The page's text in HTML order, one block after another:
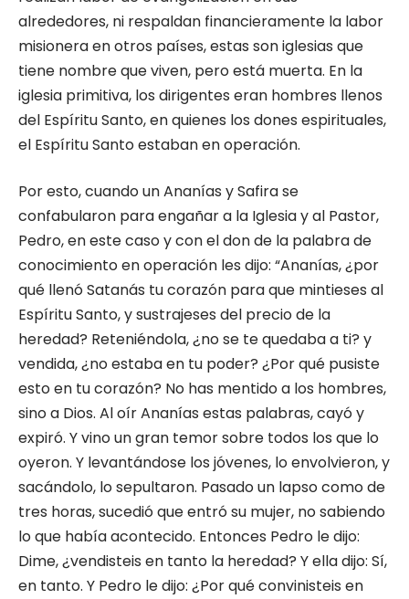
alrededores, ni respaldan financieramente la labor
misionera en otros países, estas son iglesias que
tiene nombre que viven, pero está muerta. En la
iglesia primitiva, los dirigentes eran hombres llenos
del Espíritu Santo, en quienes los dones espirituales,
el Espíritu Santo estaban en operación.
Por esto, cuando un Ananías y Safira se
confabularon para engañar a la Iglesia y al Pastor,
Pedro, en este caso y con el don de la palabra de
conocimiento en operación les dijo: “Ananías, ¿por
qué llenó Satanás tu corazón para que mintieses al
Espíritu Santo, y sustrajeses del precio de la
heredad? Reteniéndola, ¿no se te quedaba a ti? y
vendida, ¿no estaba en tu poder? ¿Por qué pusiste
esto en tu corazón? No has mentido a los hombres,
sino a Dios. Al oír Ananías estas palabras, cayó y
expiró. Y vino un gran temor sobre todos los que lo
oyeron. Y levantándose los jóvenes, lo envolvieron, y
sacándolo, lo sepultaron. Pasado un lapso como de
tres horas, sucedió que entró su mujer, no sabiendo
lo que había acontecido. Entonces Pedro le dijo:
Dime, ¿vendisteis en tanto la heredad? Y ella dijo: Sí,
en tanto. Y Pedro le dijo: ¿Por qué convinisteis en